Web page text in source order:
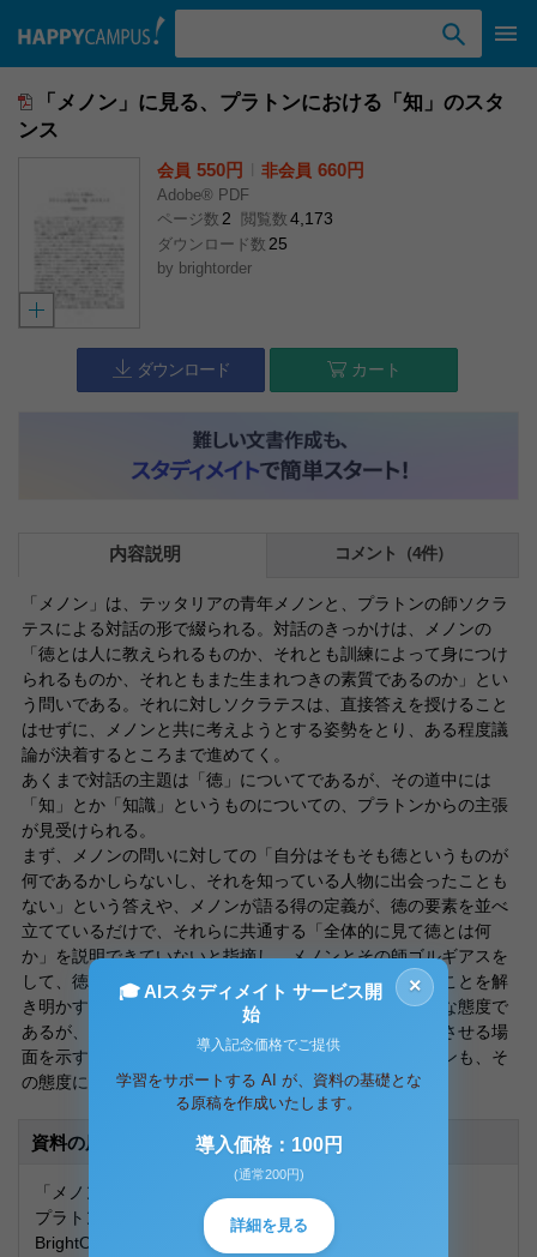
「メノン」に見る、プラトンにおける「知」のスタ
ンス
会員 550円 非会員 660円
Adobe® PDF
ページ数 2 閲覧数 4,173
ダウンロード数 25
by brightorder
ダウンロード カート
内容説明 コメント（4件）
「メノン」は、テッタリアの青年メノンと、プラトンの師ソクラ
テスによる対話の形で綴られる。対話のきっかけは、メノンの
「徳とは人に教えられるものか、それとも訓練によって身につけ
られるものか、それともまた生まれつきの素質であるのか」とい
う問いである。それに対しソクラテスは、直接答えを授けること
はせずに、メノンと共に考えようとする姿勢をとり、ある程度議
論が決着するところまで進めてく。
あくまで対話の主題は「徳」についてであるが、その道中には
「知」とか「知識」というものについての、プラトンからの主張
が見受けられる。
まず、メノンの問いに対しての「自分はそもそも徳というものが
何であるかしらないし、それを知っている人物に出会ったことも
ない」という答えや、メノンが語る得の定義が、徳の要素を並べ
立てているだけで、それらに共通する「全体的に見て徳とは何
か」を説明できていないと指摘し、メノンとその師ゴルギアスを
して、徳というものが何であるか知りえていないということを解
き明かす。「無知の知」とはソクラテスに於ける中心的な態度で
あるが、ここではソクラテスがメノンにその無知を自覚させる場
面を示すことによって、ソクラテスの弟子であるプラトンも、そ
の態度に同調していることがわかる。
資料の原本内容
「メノン」に見る、
プラトンに於ける「知」のスタンス
BrightOrder
×
🎓 AIスタディメイト サービス開
始
導入記念価格でご提供
学習をサポートする AI が、資料の基礎とな
る原稿を作成いたします。
導入価格：100円
(通常200円)
詳細を見る